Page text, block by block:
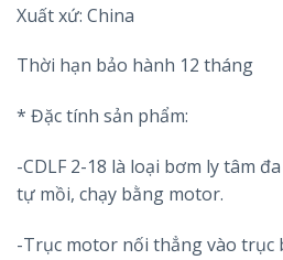
Xuất xứ: China
Thời hạn bảo hành 12 tháng
* Đặc tính sản phẩm:
-CDLF 2-18 là loại bơm ly tâm
tự mồi, chạy bằng motor.
-Trục motor nối thẳng vào trục